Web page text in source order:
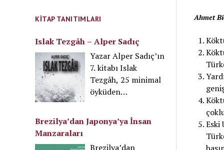
yapılır ya da
doğrudan mamanın
üzerine dökülüp
mamanın soğuması
beklenir. Bu
yöntemlerden
hangisinin
mamanın içeriği ile
grubudur. Grup, YG
Entertainment
tarafından 2016
yılında kurulmuştur.
Bosspink Lisa,
grubun en ünlü
ismidir ve 1997
Özellikle Z kuşağının
isimdir.
KITAP TANITIMLARI
Islak Tezgâh – Alper Sadıç
Yazar Alper Sadıç’ın
7. kitabı Islak
Tezgâh, 25 minimal
öyküden
Mythos Kitap
aracılığı ile
Brezilya’dan Japonya’ya İnsan
Manzaraları
Brezilya’dan
Ahmet
Eski